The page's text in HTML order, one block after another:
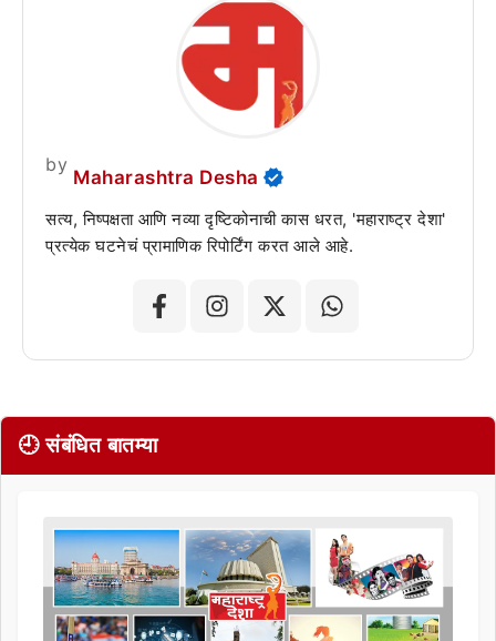
by
Maharashtra Desha
सत्य, निष्पक्षता आणि नव्या दृष्टिकोनाची कास धरत, 'महाराष्ट्र देशा'
प्रत्येक घटनेचं प्रामाणिक रिपोर्टिंग करत आले आहे.
🕘 संबंधित बातम्या